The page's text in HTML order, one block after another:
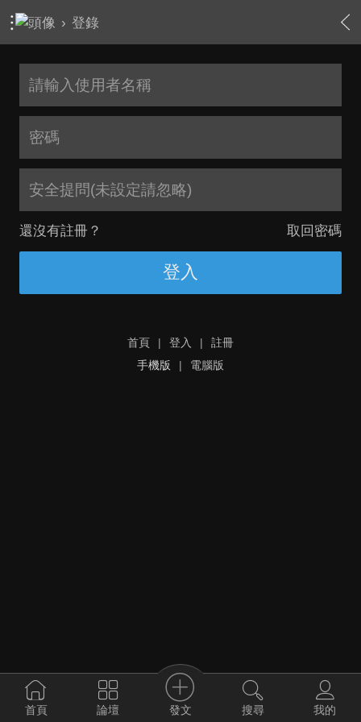
› 登錄
安全提問(未設定請忽略)
還沒有註冊？ 取回密碼
登入
首頁 | 登入 |
註冊
手機版
| 電腦版
首頁 論壇 發文 搜尋 我的